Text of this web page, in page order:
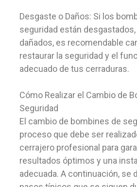
Desgaste o Daños: Si los
seguridad están
dañados, es recomendable
restaurar la seguridad y el
adecuado de tus cerraduras.
Cómo Realizar el Cambio de
Seguridad
El cambio de bombines de
proceso que debe ser
cerrajero profesional para
resultados óptimos y una
adecuada. A continuación, se